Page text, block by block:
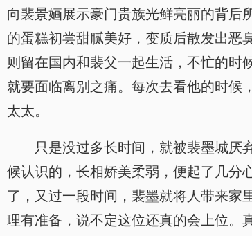
向裴景婳展示豪门贵族光鲜亮丽的背后
的蛋糕初尝甜腻美好，变质后散发出恶
则留在国内和裴父一起生活，不忙的时
就要面临离别之痛。每次去看他的时候
太太。
只是没过多长时间，就被裴墨城厌
候认识的，长相娇美柔弱，便起了几分
了，又过一段时间，裴墨就将人带来家
理有准备，说不定这位还真的会上位。